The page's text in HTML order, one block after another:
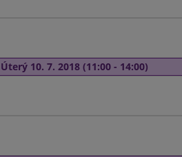
Úterý 10. 7. 2018 (11:00 - 14:00)